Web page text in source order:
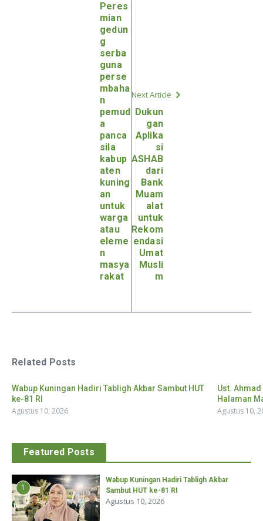
Peres
mian
gedun
g
serba
guna
perse
mbaha
n
pemud
a
panca
sila
kabup
aten
kuning
an
untuk
warga
atau
eleme
n
masya
rakat
Next Article
Dukun
gan
Aplika
si
ASHAB
dari
Bank
Muam
alat
untuk
Rekom
endasi
Umat
Musli
m
Related Posts
Wabup Kuningan Hadiri Tabligh Akbar Sambut HUT
ke-81 RI
Agustus 10, 2026
Ust.
Halaman
Agustus 10,
Featured Posts
1
Wabup Kuningan Hadiri Tabligh Akbar
Sambut HUT ke-81 RI
Agustus 10, 2026